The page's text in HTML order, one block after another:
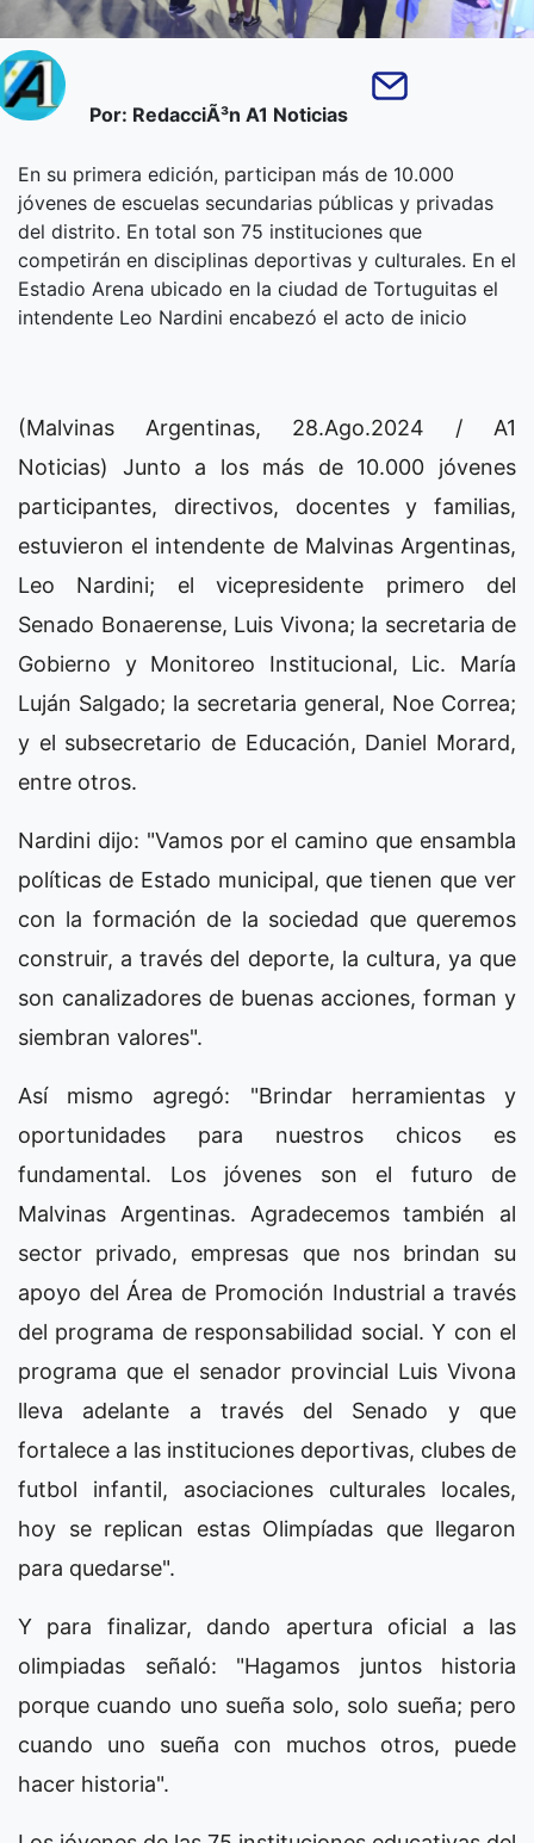
Por: RedacciÃ³n A1 Noticias
En su primera edición, participan más de 10.000
jóvenes de escuelas secundarias públicas y privadas
del distrito. En total son 75 instituciones que
competirán en disciplinas deportivas y culturales. En el
Estadio Arena ubicado en la ciudad de Tortuguitas el
intendente Leo Nardini encabezó el acto de inicio
(Malvinas Argentinas, 28.Ago.2024 / A1
Noticias) Junto a los más de 10.000 jóvenes
participantes, directivos, docentes y familias,
estuvieron el intendente de Malvinas Argentinas,
Leo Nardini; el vicepresidente primero del
Senado Bonaerense, Luis Vivona; la secretaria de
Gobierno y Monitoreo Institucional, Lic. María
Luján Salgado; la secretaria general, Noe Correa;
y el subsecretario de Educación, Daniel Morard,
entre otros.
Nardini dijo: "Vamos por el camino que ensambla
políticas de Estado municipal, que tienen que ver
con la formación de la sociedad que queremos
construir, a través del deporte, la cultura, ya que
son canalizadores de buenas acciones, forman y
siembran valores".
Así mismo agregó: "Brindar herramientas y
oportunidades para nuestros chicos es
fundamental. Los jóvenes son el futuro de
Malvinas Argentinas. Agradecemos también al
sector privado, empresas que nos brindan su
apoyo del Área de Promoción Industrial a través
del programa de responsabilidad social. Y con el
programa que el senador provincial Luis Vivona
lleva adelante a través del Senado y que
fortalece a las instituciones deportivas, clubes de
futbol infantil, asociaciones culturales locales,
hoy se replican estas Olimpíadas que llegaron
para quedarse".
Y para finalizar, dando apertura oficial a las
olimpiadas señaló: "Hagamos juntos historia
porque cuando uno sueña solo, solo sueña; pero
cuando uno sueña con muchos otros, puede
hacer historia".